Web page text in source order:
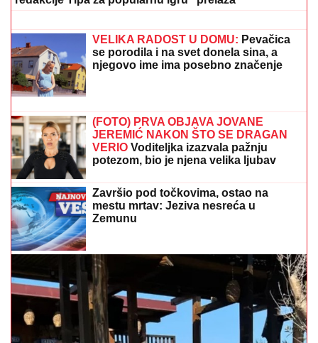
Bekvalac ima čet koji niko ne želi da
vidi, dotakla se i Dina Merlina:"Uplašila
bih se kada bi mi neko ukrao telefon"
Uroš Stanić OTKRIVA TAJNU SELIDBU! PRETNJE,
TUŽBE OD 200.000 EVRA i USLOVI za Elitu 10
ŠOKIRALI JAVNOST
IMALA JE 47 SINOVA I SAMO JEDNU
ĆERKU:Evo zbog čega je Esma
Redžepova usvajala samo dečake,
pred smrt donela neočekivanu odluku